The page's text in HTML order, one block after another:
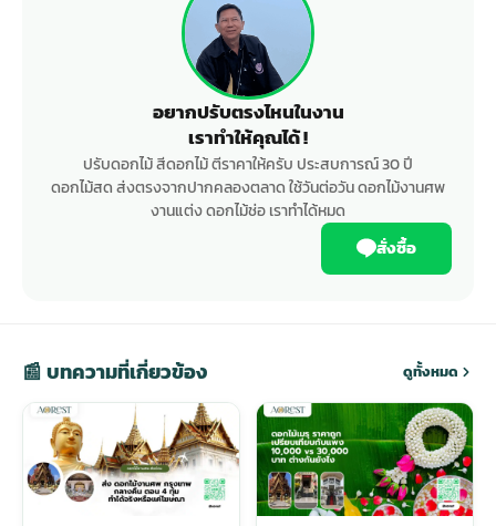
อยากปรับตรงไหนในงาน
เราทำให้คุณได้ !
ปรับดอกไม้ สีดอกไม้ ตีราคาให้ครับ ประสบการณ์ 30 ปี
ดอกไม้สด ส่งตรงจากปากคลองตลาด ใช้วันต่อวัน ดอกไม้งานศพ
งานแต่ง ดอกไม้ช่อ เราทำได้หมด
สั่งซื้อ
📰 บทความที่เกี่ยวข้อง ดูทั้งหมด